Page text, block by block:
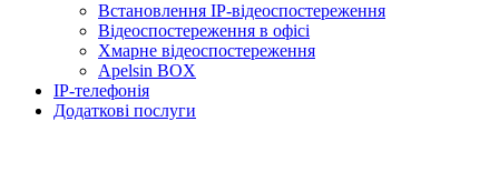
Встановлення IP-відеоспостереження
Відеоспостереження в офісі
Хмарне відеоспостереження
Apelsin BOX
IP-телефонія
Додаткові послуги